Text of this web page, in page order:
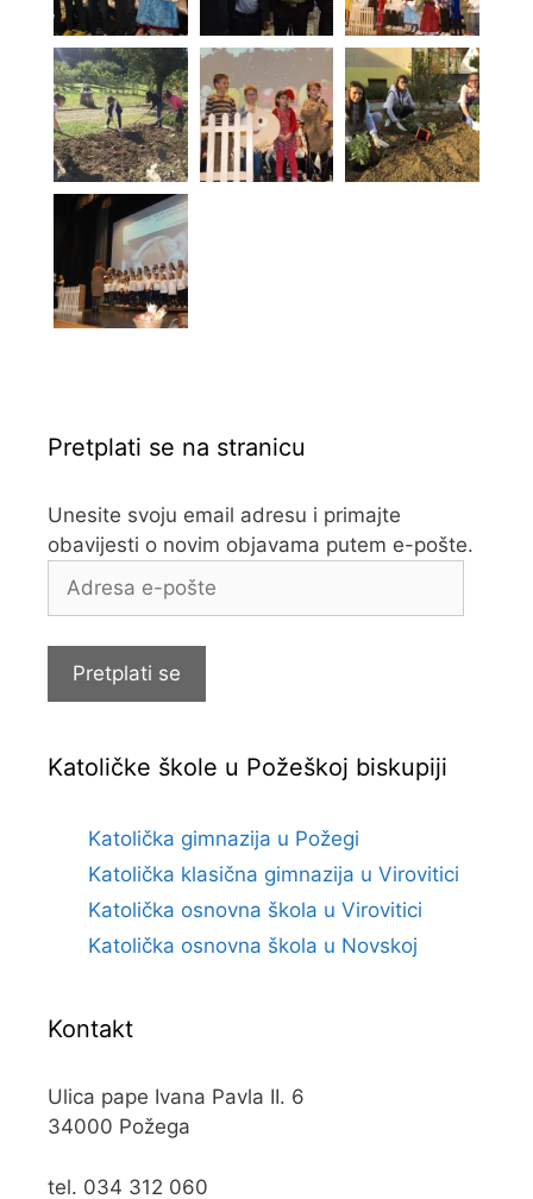
Pretplati se na stranicu
Unesite svoju email adresu i primajte
obavijesti o novim objavama putem e-pošte.
e-
Pretplati se
Katoličke škole u Požeškoj biskupiji
Katolička gimnazija u Požegi
Katolička klasična gimnazija u Virovitici
Katolička osnovna škola u Virovitici
Katolička osnovna škola u Novskoj
Kontakt
Ulica pape Ivana Pavla II. 6
34000 Požega
tel. 034 312 060